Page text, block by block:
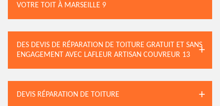
VOTRE TOIT À MARSEILLE 9
DES DEVIS DE RÉPARATION DE TOITURE GRATUIT ET SANS
ENGAGEMENT AVEC LAFLEUR ARTISAN COUVREUR 13
DEVIS RÉPARATION DE TOITURE